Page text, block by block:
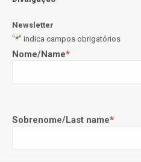
Newsletter
"*" indica campos obrigatórios
Nome/Name*
Sobrenome/Last name*